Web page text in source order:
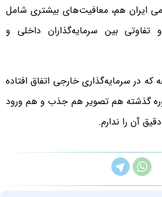
ایران هم، معافیت‌های بیشتری شامل
تفاوتی بین سرمایه‌گذاران داخلی و
که در سرمایه‌گذاری خارجی اتفاق افتاده
گذشته هم تصویر هم جذب و هم ورود
آن را ندارم.